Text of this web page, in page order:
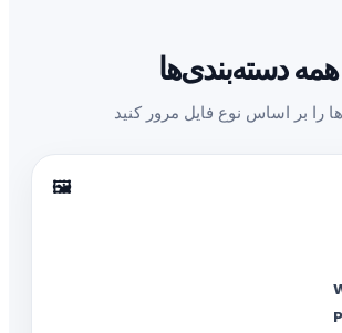
همه دسته‌بندی‌ها
را بر اساس نوع فایل مرور کنید
🖼️